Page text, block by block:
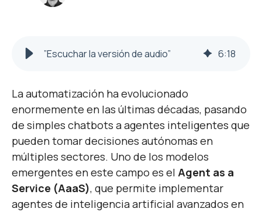
”Escuchar la versión de audio” 6:18
La automatización ha evolucionado
enormemente en las últimas décadas, pasando
de simples chatbots a agentes inteligentes que
pueden tomar decisiones autónomas en
múltiples sectores. Uno de los modelos
emergentes en este campo es el Agent as a
Service (AaaS), que permite implementar
agentes de inteligencia artificial avanzados en